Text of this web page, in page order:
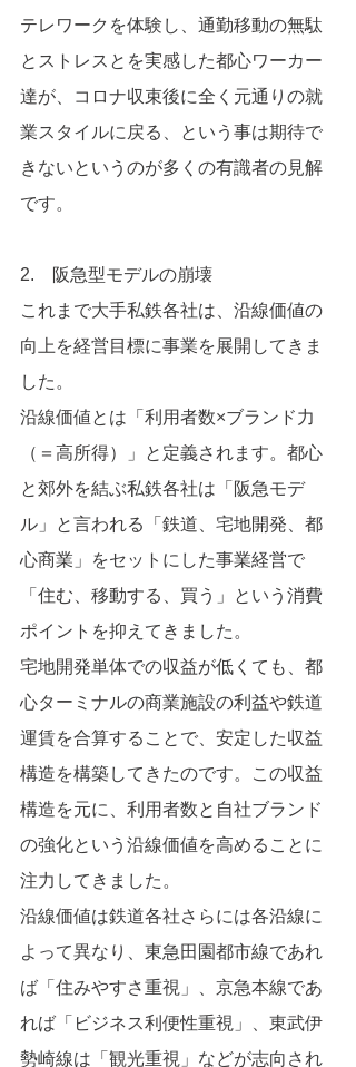
テレワークを体験し、通勤移動の無駄
とストレスとを実感した都心ワーカー
達が、コロナ収束後に全く元通りの就
業スタイルに戻る、という事は期待で
きないというのが多くの有識者の見解
です。
2.　阪急型モデルの崩壊
これまで大手私鉄各社は、沿線価値の
向上を経営目標に事業を展開してきま
した。
沿線価値とは「利用者数×ブランド力
（＝高所得）」と定義されます。都心
と郊外を結ぶ私鉄各社は「阪急モデ
ル」と言われる「鉄道、宅地開発、都
心商業」をセットにした事業経営で
「住む、移動する、買う」という消費
ポイントを抑えてきました。
宅地開発単体での収益が低くても、都
心ターミナルの商業施設の利益や鉄道
運賃を合算することで、安定した収益
構造を構築してきたのです。この収益
構造を元に、利用者数と自社ブランド
の強化という沿線価値を高めることに
注力してきました。
沿線価値は鉄道各社さらには各沿線に
よって異なり、東急田園都市線であれ
ば「住みやすさ重視」、京急本線であ
れば「ビジネス利便性重視」、東武伊
勢崎線は「観光重視」などが志向され